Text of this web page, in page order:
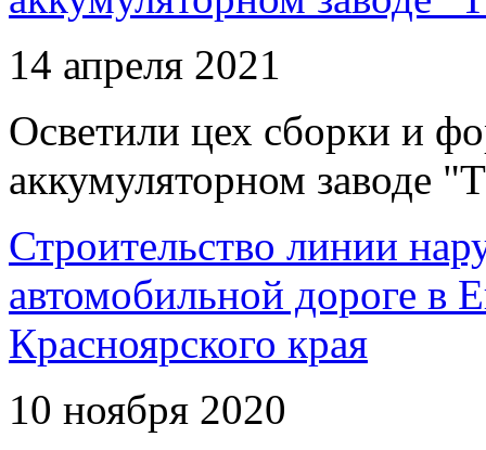
14 апреля 2021
Осветили цех сборки и
аккумуляторном заводе
Строительство линии
автомобильной дороге в
Красноярского края
10 ноября 2020